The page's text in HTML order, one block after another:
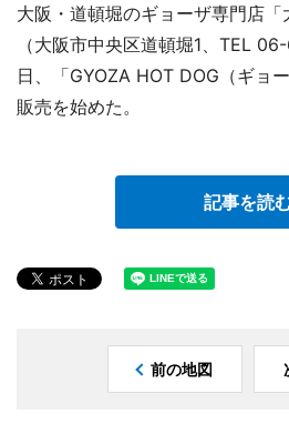
大阪・道頓堀のギョーザ専門店「
（大阪市中央区道頓堀1、TEL
日、「GYOZA HOT DOG（ギョ
販売を始めた。
記事を読
前の地図